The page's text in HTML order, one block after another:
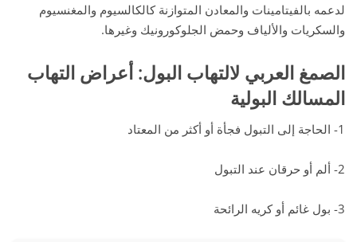
لدعمه بالفيتامينات والمعادن المتوازنة كالكالسيوم والمغنسيوم
والسكريات والألياف وحمض الجلوكورونيك وغيرها.
الصمغ العربي لالتهاب البول: أعراض التهاب
المسالك البولية
1- الحاجة إلى التبول فجأة أو أكثر من المعتاد
2- ألم أو حرقان عند التبول
3- بول غائم أو كريه الرائحة